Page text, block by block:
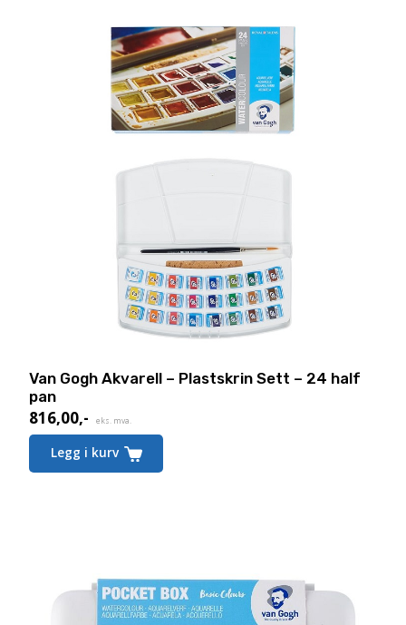
Van Gogh Akvarell – Plastskrin Sett – 24 half
pan
816,00,- eks. mva.
Legg i kurv